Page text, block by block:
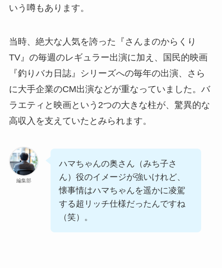
いう噂もあります。
当時、絶大な人気を誇った『さんまのからくり
TV』の毎週のレギュラー出演に加え、国民的映画
『釣りバカ日誌』シリーズへの毎年の出演、さら
に大手企業のCM出演などが重なっていました。バ
ラエティと映画という2つの大きな柱が、驚異的な
高収入を支えていたとみられます。
編集部
ハマちゃんの奥さん（みち子さ
ん）役のイメージが強いけれど、
懐事情はハマちゃんを遥かに凌駕
する超リッチ仕様だったんですね
（笑）。